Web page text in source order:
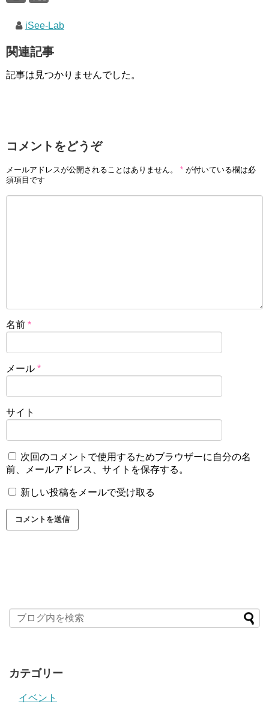
iSee-Lab
関連記事
記事は見つかりませんでした。
コメントをどうぞ
メールアドレスが公開されることはありません。 * が付いている欄は必
須項目です
名前 *
メール *
サイト
次回のコメントで使用するためブラウザーに自分の名
前、メールアドレス、サイトを保存する。
新しい投稿をメールで受け取る
カテゴリー
イベント